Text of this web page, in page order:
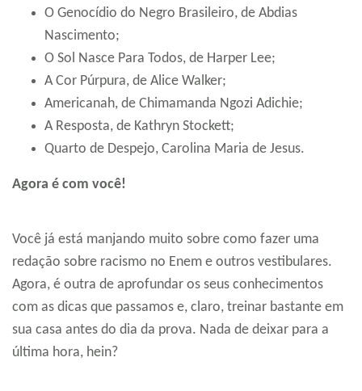
O Genocídio do Negro Brasileiro, de Abdias
Nascimento;
O Sol Nasce Para Todos, de Harper Lee;
A Cor Púrpura, de Alice Walker;
Americanah, de Chimamanda Ngozi Adichie;
A Resposta, de Kathryn Stockett;
Quarto de Despejo, Carolina Maria de Jesus.
Agora é com você!
Você já está manjando muito sobre como fazer uma
redação sobre racismo no Enem e outros vestibulares.
Agora, é outra de aprofundar os seus conhecimentos
com as dicas que passamos e, claro, treinar bastante em
sua casa antes do dia da prova. Nada de deixar para a
última hora, hein?